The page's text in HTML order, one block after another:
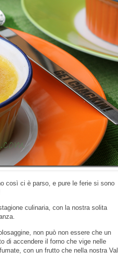
così ci è parso, e pure le ferie si sono
culinaria, con la nostra solita
non può non essere che un
di accendere il forno che vige nelle
con un frutto che nella nostra Val